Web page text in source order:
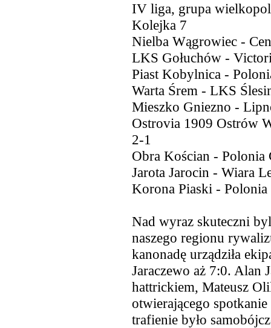
IV liga, grupa
Kolejka 7
Nielba Wągrowiec -
LKS Gołuchów -
Piast Kobylnica -
Warta Śrem - LKS
Mieszko Gniezno -
Ostrovia 1909 Ostrów
2-1
Obra Kościan - Polonia
Jarota Jarocin - Wiara
Korona Piaski -
Nad wyraz skuteczni
naszego regionu
kanonadę urządziła
Jaraczewo aż 7:0. Alan
hattrickiem, Mateusz
otwierającego
trafienie było